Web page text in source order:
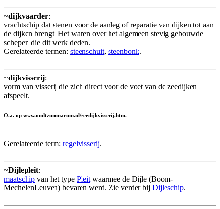
~dijkvaarder:
vrachtschip dat stenen voor de aanleg of reparatie van dijken tot aan
de dijken brengt. Het waren over het algemeen stevig gebouwde
schepen die dit werk deden.
Gerelateerde termen: steenschuit, steenbonk.
~dijkvisserij:
vorm van visserij die zich direct voor de voet van de zeedijken
afspeelt.
O.a. op www.oudtzummarum.nl/zeedijkvisserij.htm.
Gerelateerde term: regelvisserij.
~Dijlepleit:
maatschip van het type Pleit waarmee de Dijle (Boom-
MechelenLeuven) bevaren werd. Zie verder bij Dijleschip.